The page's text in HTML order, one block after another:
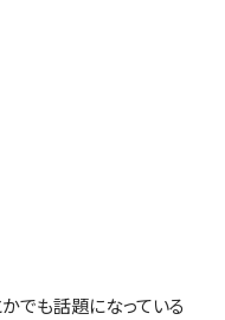
でも話題になっている